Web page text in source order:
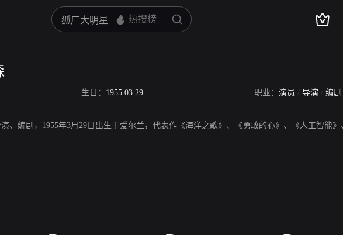
生日： 1955.03.29 职业： 演员 / 导演 / 编剧
、编剧，1955年3月29日出生于爱尔兰，代表作《海洋之歌》、《勇敢的心》、《人工智能》